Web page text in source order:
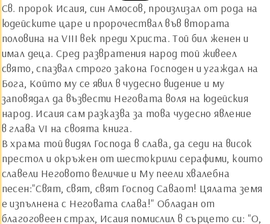
Св. пророк Исаия, син Амосов, произлизал от рода на
юдейските царе и пророчествал във втората
половина на VІІІ век преди Христа. Той бил женен и
имал деца. Сред развратения народ той живеел
свято, спазвал строго закона Господен и угаждал на
Бога, Който му се явил в чудесно видение и му
заповядал да възвести Неговата воля на юдейския
народ. Исаия сам разказва за това чудесно явление
в глава VІ на своята книга.
В храма той видял Господа в слава, да седи на висок
престол и окръжен от шестокрили серафими, които
славели Неговото величие и Му пеели хвалебна
песен:"Свят, свят, свят Господ Саваот! Цялата земя
е изпълнена с Неговата слава!" Обладан от
благоговеен страх, Исаия помислил в сърцето си: "О,